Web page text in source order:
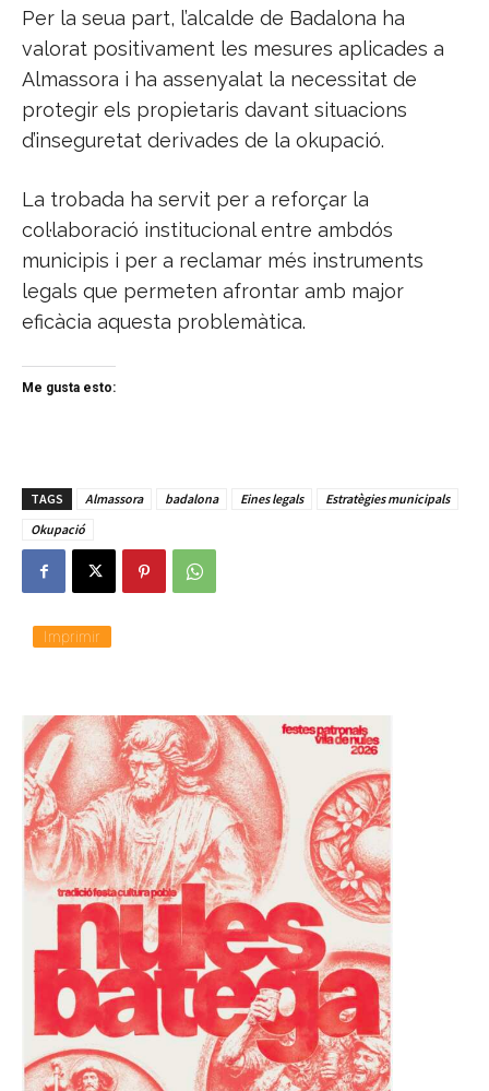
Per la seua part, l’alcalde de Badalona ha
valorat positivament les mesures aplicades a
Almassora i ha assenyalat la necessitat de
protegir els propietaris davant situacions
d’inseguretat derivades de la okupació.
La trobada ha servit per a reforçar la
col·laboració institucional entre ambdós
municipis i per a reclamar més instruments
legals que permeten afrontar amb major
eficàcia aquesta problemàtica.
Me gusta esto:
TAGS Almassora badalona Eines legals
Estratègies municipals
Okupació
Imprimir